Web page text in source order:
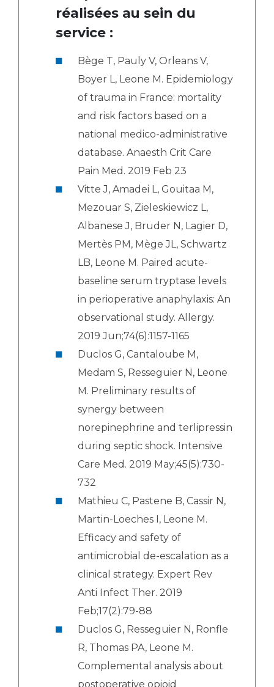
réalisées au sein du
service :
Bège T, Pauly V, Orleans V,
Boyer L, Leone M. Epidemiology
of trauma in France: mortality
and risk factors based on a
national medico-administrative
database. Anaesth Crit Care
Pain Med. 2019 Feb 23
Vitte J, Amadei L, Gouitaa M,
Mezouar S, Zieleskiewicz L,
Albanese J, Bruder N, Lagier D,
Mertès PM, Mège JL, Schwartz
LB, Leone M. Paired acute-
baseline serum tryptase levels
in perioperative anaphylaxis: An
observational study. Allergy.
2019 Jun;74(6):1157-1165
Duclos G, Cantaloube M,
Medam S, Resseguier N, Leone
M. Preliminary results of
synergy between
norepinephrine and terlipressin
during septic shock. Intensive
Care Med. 2019 May;45(5):730-
732
Mathieu C, Pastene B, Cassir N,
Martin-Loeches I, Leone M.
Efficacy and safety of
antimicrobial de-escalation as a
clinical strategy. Expert Rev
Anti Infect Ther. 2019
Feb;17(2):79-88
Duclos G, Resseguier N, Ronfle
R, Thomas PA, Leone M.
Complemental analysis about
postoperative opioid